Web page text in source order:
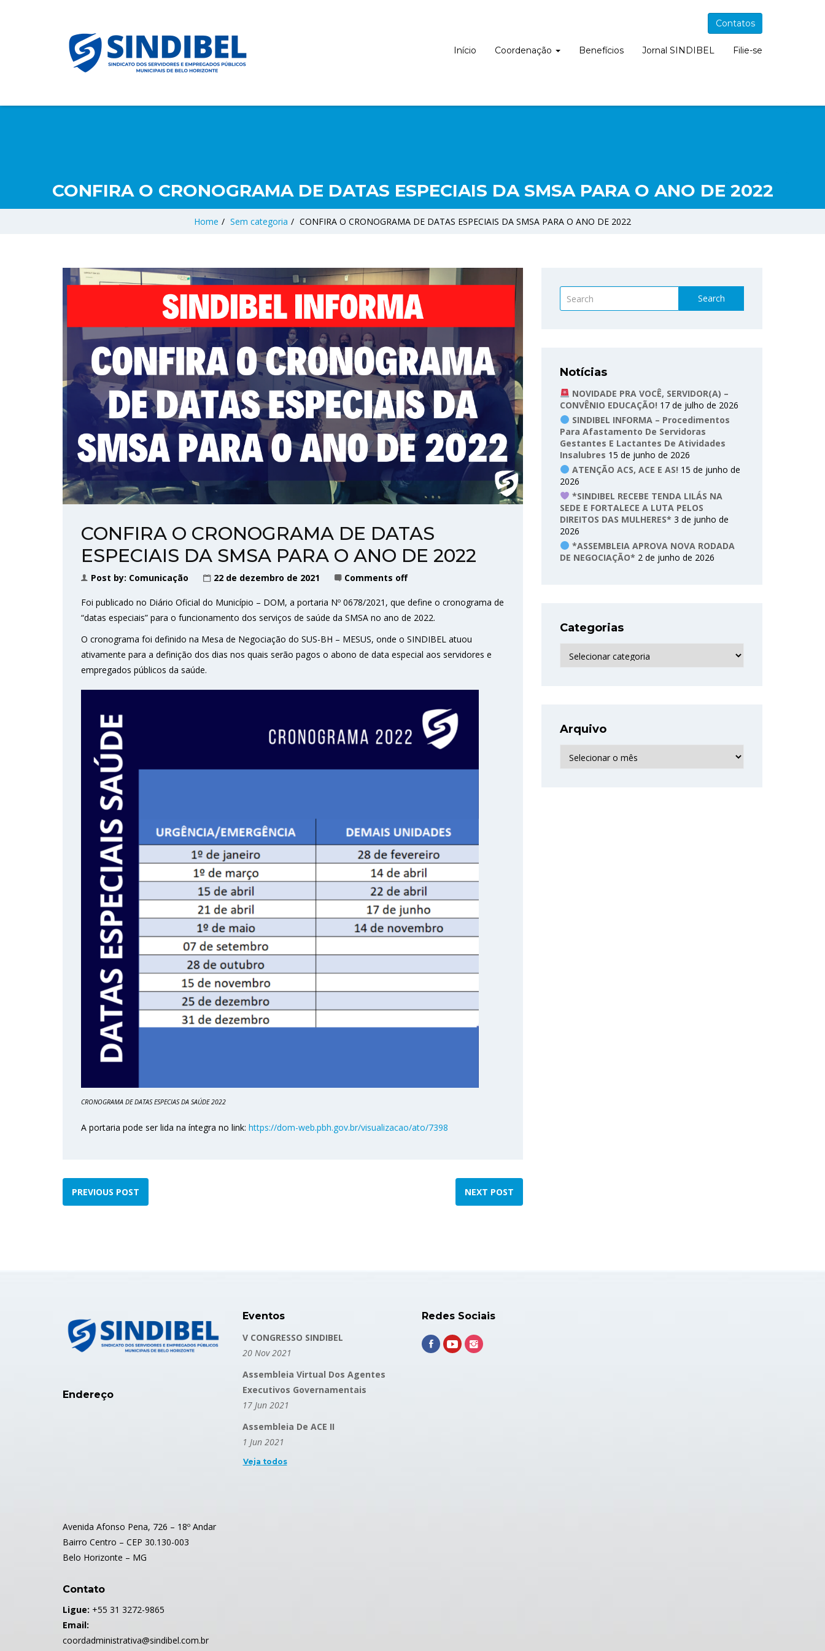
Contatos
Início Coordenação Benefícios Jornal SINDIBEL Filie-se
CONFIRA O CRONOGRAMA DE DATAS ESPECIAIS DA SMSA PARA O ANO DE 2022
Home / Sem categoria / CONFIRA O CRONOGRAMA DE DATAS ESPECIAIS DA SMSA PARA O ANO DE 2022
CONFIRA O CRONOGRAMA DE DATAS
ESPECIAIS DA SMSA PARA O ANO DE 2022
Post by: Comunicação 22 de dezembro de 2021 Comments off
Foi publicado no Diário Oficial do Município – DOM, a portaria Nº 0678/2021, que define o cronograma de
“datas especiais” para o funcionamento dos serviços de saúde da SMSA no ano de 2022.
O cronograma foi definido na Mesa de Negociação do SUS-BH – MESUS, onde o SINDIBEL atuou
ativamente para a definição dos dias nos quais serão pagos o abono de data especial aos servidores e
empregados públicos da saúde.
CRONOGRAMA DE DATAS ESPECIAS DA SAÚDE 2022
A portaria pode ser lida na íntegra no link: https://dom-web.pbh.gov.br/visualizacao/ato/7398
PREVIOUS POST NEXT POST
Search
Notícias
NOVIDADE PRA VOCÊ, SERVIDOR(A) –
CONVÊNIO EDUCAÇÃO! 17 de julho de 2026
SINDIBEL INFORMA – Procedimentos
Para Afastamento De Servidoras
Gestantes E Lactantes De Atividades
Insalubres 15 de junho de 2026
ATENÇÃO ACS, ACE E AS! 15 de junho de
2026
*SINDIBEL RECEBE TENDA LILÁS NA
SEDE E FORTALECE A LUTA PELOS
DIREITOS DAS MULHERES* 3 de junho de
2026
*ASSEMBLEIA APROVA NOVA RODADA
DE NEGOCIAÇÃO* 2 de junho de 2026
Categorias
Categorias
Arquivo
Arquivo
Endereço
Avenida Afonso Pena, 726 – 18º Andar
Bairro Centro – CEP 30.130-003
Belo Horizonte – MG
Contato
Ligue: +55 31 3272-9865
Email:
coordadministrativa@sindibel.com.br
Eventos
V CONGRESSO SINDIBEL
20 Nov 2021
Assembleia Virtual Dos Agentes
Executivos Governamentais
17 Jun 2021
Assembleia De ACE II
1 Jun 2021
Veja todos
Redes Sociais